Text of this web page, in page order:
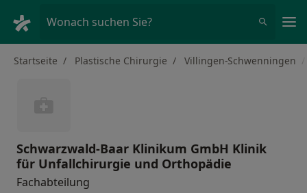
Wonach suchen Sie?
Startseite Plastische Chirurgie Villingen-Schwenningen
Schwarzwald-Baar Klinikum GmbH Klinik
für Unfallchirurgie und Orthopädie
Fachabteilung